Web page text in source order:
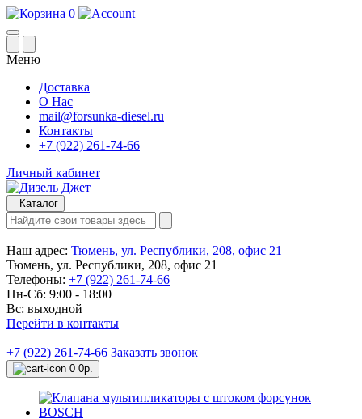
0
Меню
Доставка
О Нас
mail@forsunka-diesel.ru
Контакты
+7 (922) 261-74-66
Личный кабинет
Каталог
Наш адрес: Тюмень, ул. Республики, 208, офис 21
Тюмень, ул. Республики, 208, офис 21
Телефоны: +7 (922) 261-74-66
Пн-Сб: 9:00 - 18:00
Вс: выходной
Перейти в контакты
+7 (922) 261-74-66 Заказать звонок
0 0р.